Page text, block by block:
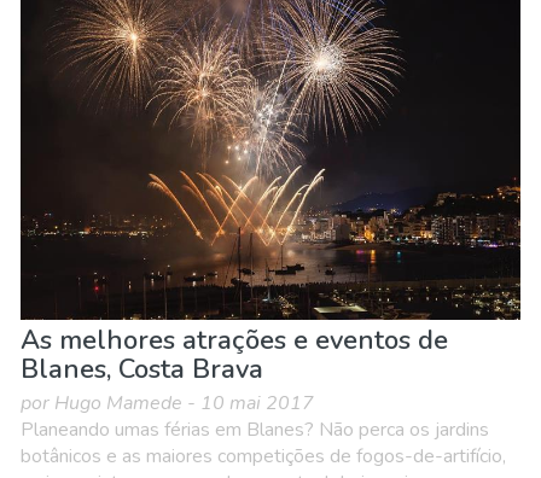
Crianças & família
Eventos locais
Natureza e ar livre
Praias
As melhores atrações e eventos de
Blanes, Costa Brava
por Hugo Mamede - 10 mai 2017
Planeando umas férias em Blanes? Não perca os jardins
botânicos e as maiores competições de fogos-de-artifício,